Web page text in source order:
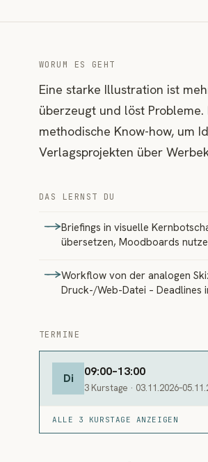
WORUM ES GEHT
Eine starke Illustration ist
überzeugt und löst
methodische Know-how, um
Verlagsprojekten über
DAS LERNST DU
Briefings in visuelle
übersetzen, Moodboards
Workflow von der analogen
Druck-/Web-Datei – Deadlines
TERMINE
Di
09:00–13:00
3 Kurstage ·
ALLE 3 KURSTAGE ANZEIGEN